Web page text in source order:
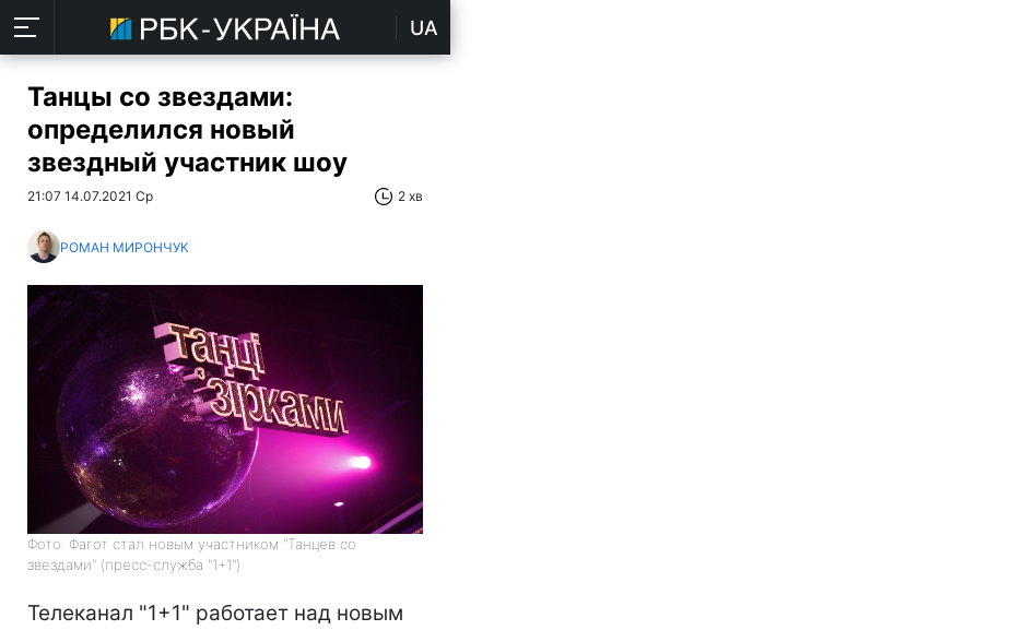
UA
Танцы со звездами:
определился новый
звездный участник шоу
21:07 14.07.2021 Ср 2 хв
РОМАН МИРОНЧУК
Фото: Фагот стал новым участником "Танцев со
звездами" (пресс-служба "1+1")
Телеканал "1+1" работает над новым